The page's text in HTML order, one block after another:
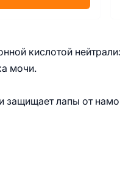
кислотой
мочи.
защищает лапы от